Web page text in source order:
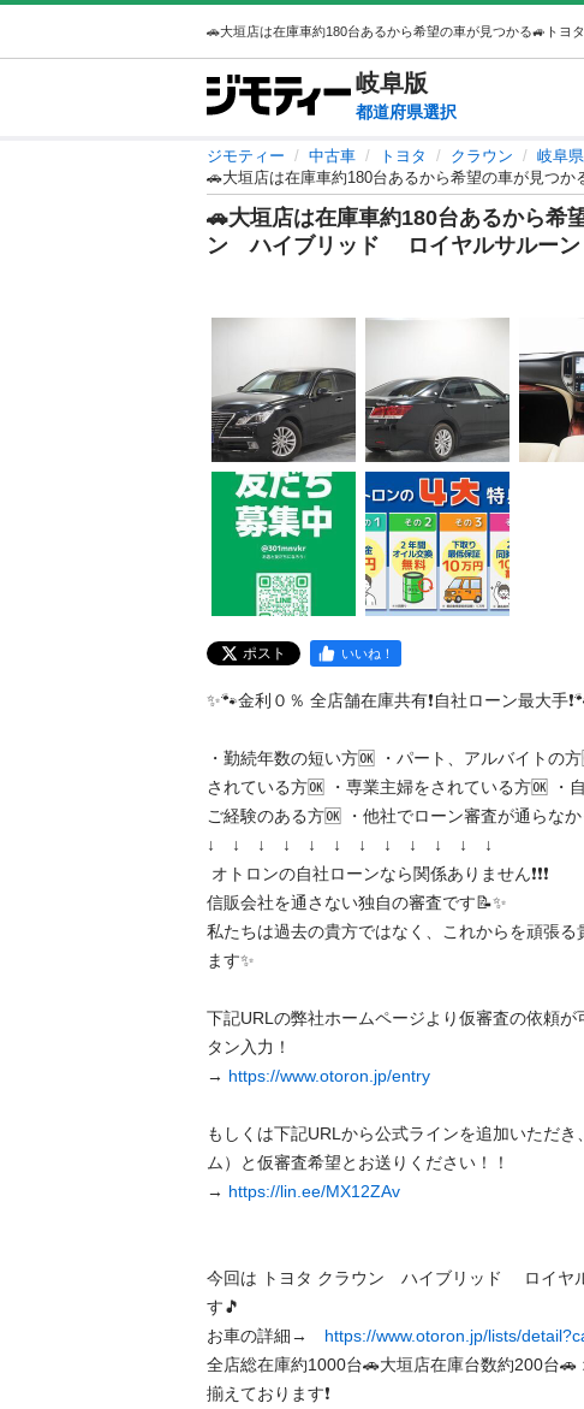
岐阜版
都道府県選択
ジモティー 中古車 トヨタ クラウン 岐阜
🚗大垣店は在庫車約180台あるから希望の車が見
🚗大垣店は在庫車約180台あるから希
ン ハイブリッド ロイヤルサルーン
ポスト いいね！
✨🐾金利０％ 全店舗在庫共有❗️自社ローン最大手
・勤続年数の短い方🆗 ・パート、アルバイトの
されている方🆗 ・専業主婦をされている方🆗 ・
ご経験のある方🆗 ・他社でローン審査が通らな
↓　↓　↓　↓　↓　↓　↓　↓　↓　↓　↓　↓
信販会社を通さない独自の審査です📝✨
私たちは過去の貴方ではなく、これからを頑張る
ます✨
下記URLの弊社ホームページより仮審査の依頼が
タン入力！
→ https://www.otoron.jp/entry
もしくは下記URLから公式ラインを追加いただき
ム）と仮審査希望とお送りください！！
→ https://lin.ee/MX12ZAv
今回は トヨタ クラウン　ハイブリッド 　ロイヤ
す🎵
お車の詳細→ https://www.otoron.jp/lists/
全店総在庫約1000台🚗大垣店在庫台数約200台🚗
揃えております❗️